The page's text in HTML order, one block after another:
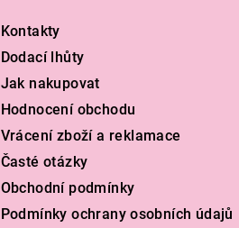
Kontakty
Dodací lhůty
Jak nakupovat
Hodnocení obchodu
Vrácení zboží a reklamace
Časté otázky
Obchodní podmínky
Podmínky ochrany osobních údajů